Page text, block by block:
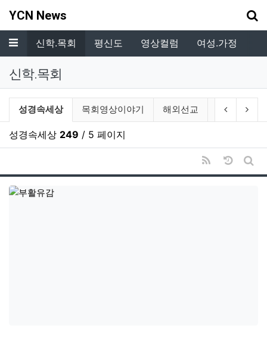
YCN News
메뉴
지 신학.목회 평신도 영상컬럼 여성.가정
신학.목회
신학.목회 분류 목록
현재 분류
성경속세상 목회영상이야기 해외선교 재미있는 예
이전 분류
다
성경속세상 249 / 5 페이지
RSS
날짜순
게